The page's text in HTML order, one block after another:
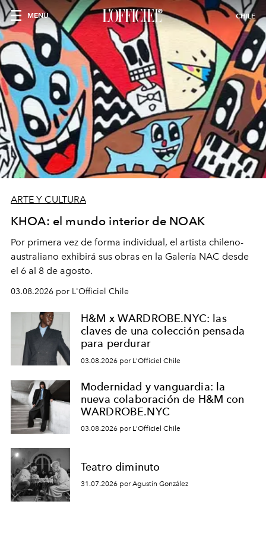
MENU CHILE
ARTE Y CULTURA
KHOA: el mundo interior de NOAK
Por primera vez de forma individual, el artista chileno-
australiano exhibirá sus obras en la Galería NAC desde
el 6 al 8 de agosto.
03.08.2026 por L'Officiel Chile
H&M x WARDROBE.NYC: las
claves de una colección pensada
para perdurar
03.08.2026 por L'Officiel Chile
Modernidad y vanguardia: la
nueva colaboración de H&M con
WARDROBE.NYC
03.08.2026 por L'Officiel Chile
Teatro diminuto
31.07.2026 por Agustín González